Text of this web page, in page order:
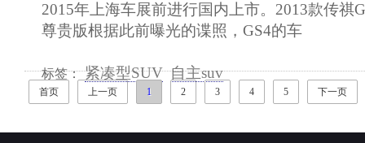
2015年上海车展前进行国内上市。2013款传祺
尊贵版根据此前曝光的谍照，GS4的车
标签： 紧凑型SUV 自主suv
首页 上一页 1 2 3 4 5 下一页